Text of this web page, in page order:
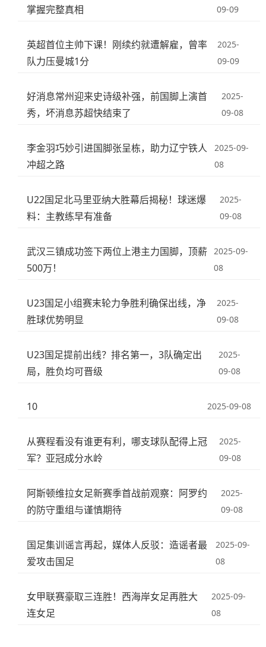
掌握完整真相
09-09
英超首位主帅下课！刚续约就遭解雇，曾率
队力压曼城1分
2025-
09-09
好消息常州迎来史诗级补强，前国脚上演首
秀，坏消息苏超快结束了
2025-
09-08
李金羽巧妙引进国脚张呈栋，助力辽宁铁人
冲超之路
2025-09-
08
U22国足北马里亚纳大胜幕后揭秘！球迷爆
料：主教练早有准备
2025-
09-08
武汉三镇成功签下两位上港主力国脚，顶薪
500万！
2025-09-
08
U23国足小组赛末轮力争胜利确保出线，净
胜球优势明显
2025-
09-08
U23国足提前出线？排名第一，3队确定出
局，胜负均可晋级
2025-
09-08
10 2025-09-08
从赛程看没有谁更有利，哪支球队配得上冠
军？亚冠成分水岭
2025-
09-08
阿斯顿维拉女足新赛季首战前观察：阿罗约
的防守重组与谨慎期待
2025-
09-08
国足集训谣言再起，媒体人反驳：造谣者最
爱攻击国足
2025-09-
08
女甲联赛豪取三连胜！西海岸女足再胜大
连女足
2025-09-
08